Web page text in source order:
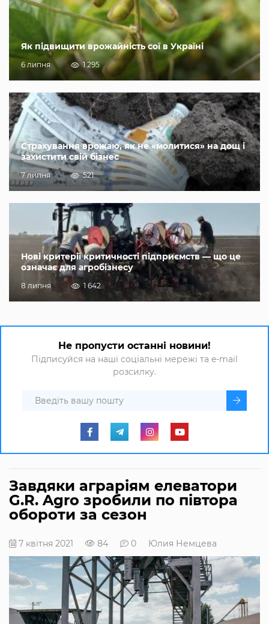
Як підвищити врожайність сої в Україні
6 липня 1 295
Страхування врожаю, як не «молитися» на дощ і
захистити свій бізнес
7 липня 521
Нові критерії критичності підприємств — що це
означає для агробізнесу
8 липня 1 642
Не пропусти останні новини!
Підписуйся на наші соціальні мережі та e-mail
розсилку.
Завдяки аграріям елеватори
G.R. Agro зробили по півтора
обороти за сезон
7 квітня 2021 84 0 Юлия Немцева